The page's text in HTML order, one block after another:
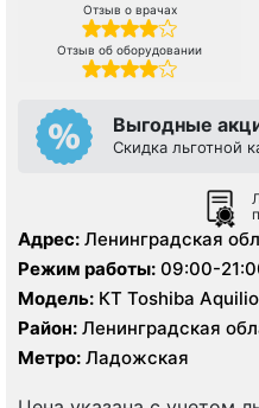
Отзыв о врачах
Отзыв об оборудовании
Выгодные
Скидка льготной
Адрес: Ленинградская
Колтушское шоссе, д. 20
Режим работы: 09:00-
Модель: КТ Toshiba
Район: Ленинградская
Метро: Ладожская